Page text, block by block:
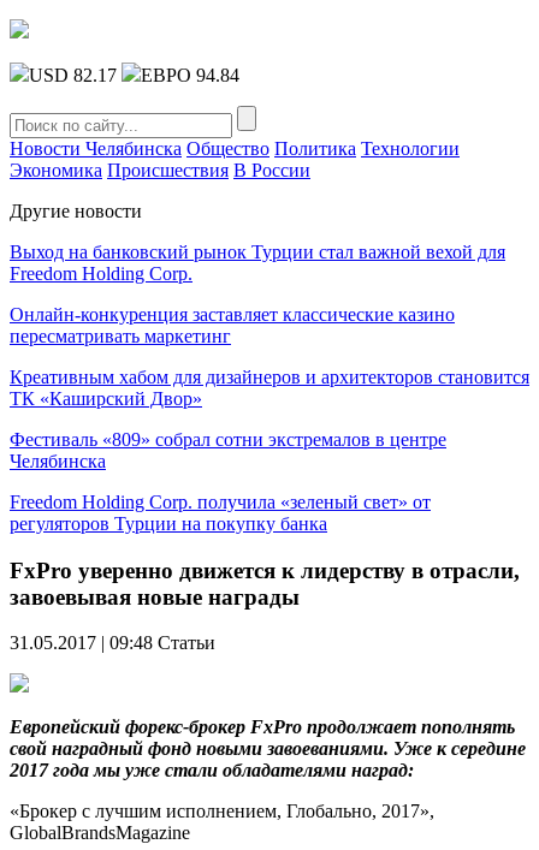
USD 82.17 ЕВРО 94.84
Новости Челябинска Общество Политика Технологии
Экономика Происшествия В России
Другие новости
Выход на банковский рынок Турции стал важной вехой для
Freedom Holding Corp.
Онлайн-конкуренция заставляет классические казино
пересматривать маркетинг
Креативным хабом для дизайнеров и архитекторов становится
ТК «Каширский Двор»
Фестиваль «809» собрал сотни экстремалов в центре
Челябинска
Freedom Holding Corp. получила «зеленый свет» от
регуляторов Турции на покупку банка
FxPro уверенно движется к лидерству в отрасли,
завоевывая новые награды
31.05.2017 | 09:48 Статьи
Европейский форекс-брокер FxPro продолжает пополнять
свой наградный фонд новыми завоеваниями. Уже к середине
2017 года мы уже стали обладателями наград:
«Брокер с лучшим исполнением, Глобально, 2017»,
GlobalBrandsMagazine